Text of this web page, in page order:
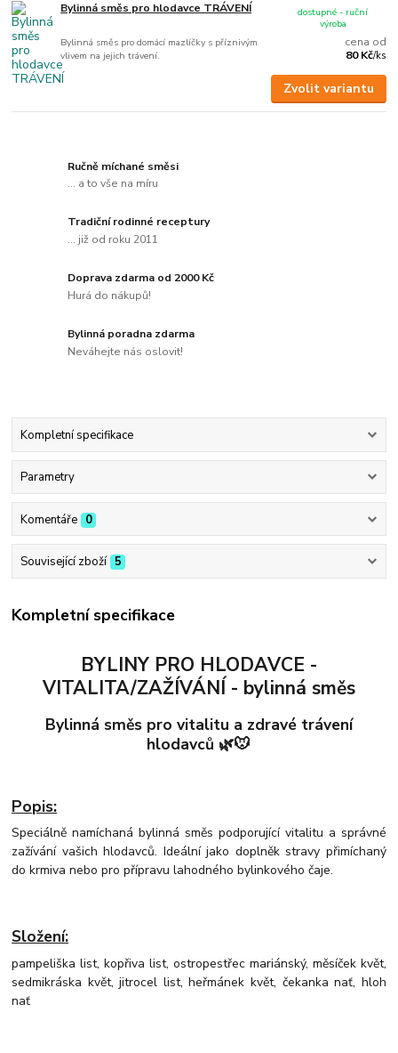
Bylinná směs pro hlodavce TRÁVENÍ
Bylinná směs pro domácí mazlíčky s příznivým
vlivem na jejich trávení.
cena od
80 Kč/ks
dostupné - ruční
výroba
Zvolit variantu
Ručně míchané směsi
... a to vše na míru
Tradiční rodinné receptury
... již od roku 2011
Doprava zdarma od 2000 Kč
Hurá do nákupů!
Bylinná poradna zdarma
Neváhejte nás oslovit!
Kompletní specifikace
Parametry
Komentáře 0
Související zboží 5
Kompletní specifikace
BYLINY PRO HLODAVCE -
VITALITA/ZAŽÍVÁNÍ - bylinná směs
Bylinná směs pro vitalitu a zdravé trávení
hlodavců 🌿🐭
Popis:
Speciálně namíchaná bylinná směs podporující vitalitu a správné
zažívání vašich hlodavců. Ideální jako doplněk stravy přimíchaný
do krmiva nebo pro přípravu lahodného bylinkového čaje.
Složení:
pampeliška list, kopřiva list, ostropestřec mariánský, měsíček květ,
sedmikráska květ, jitrocel list, heřmánek květ, čekanka nať, hloh
nať